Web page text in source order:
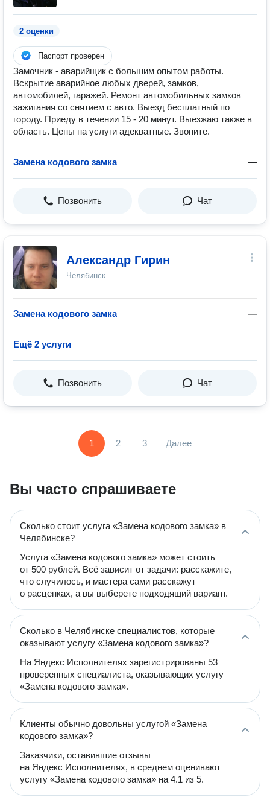
2 оценки
Паспорт проверен
Замочник - аварийщик с большим опытом работы.
Вскрытие аварийное любых дверей, замков,
автомобилей, гаражей. Ремонт автомобильных замков
зажигания со снятием с авто. Выезд бесплатный по
городу. Приеду в течении 15 - 20 минут. Выезжаю также в
область. Цены на услуги адекватные. Звоните.
Замена кодового замка —
Позвонить Чат
Александр Гирин
Челябинск
Замена кодового замка —
Ещё 2 услуги
Позвонить Чат
1 2 3 Далее
Вы часто спрашиваете
Сколько стоит услуга «Замена кодового замка» в
Челябинске?
Услуга «Замена кодового замка» может стоить
от 500 рублей. Всё зависит от задачи: расскажите,
что случилось, и мастера сами расскажут
о расценках, а вы выберете подходящий вариант.
Сколько в Челябинске специалистов, которые
оказывают услугу «Замена кодового замка»?
На Яндекс Исполнителях зарегистрированы 53
проверенных специалиста, оказывающих услугу
«Замена кодового замка».
Клиенты обычно довольны услугой «Замена
кодового замка»?
Заказчики, оставившие отзывы
на Яндекс Исполнителях, в среднем оценивают
услугу «Замена кодового замка» на 4.1 из 5.